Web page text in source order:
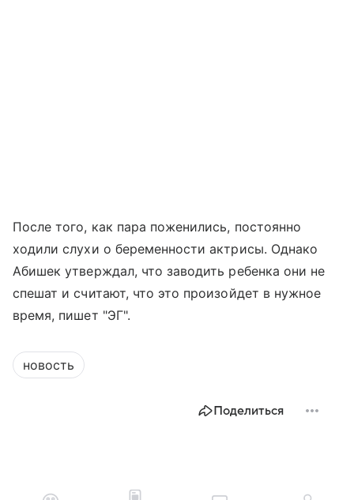
После того, как пара поженились, постоянно
ходили слухи о беременности актрисы. Однако
Абишек утверждал, что заводить ребенка они не
спешат и считают, что это произойдет в нужное
время, пишет "ЭГ".
новость
Поделиться